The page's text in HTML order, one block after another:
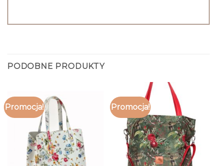
PODOBNE PRODUKTY
Promocja! Promocja!